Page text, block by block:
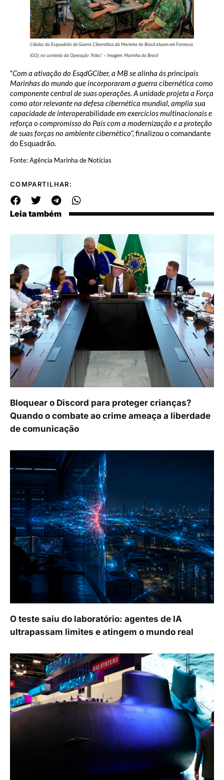
Células do Esquadrão de Guerra Cibernética da Marinha do Brasil atuam em Formosa
(GO), no contexto da Operação “Atlas” – Imagem: Marinha do Brasil
“Com a ativação do EsqdGCiber, a MB se alinha às principais
Marinhas do mundo que incorporaram a guerra cibernética como
componente central de suas operações. A unidade projeta a Força
como ator relevante na defesa cibernética mundial, amplia sua
capacidade de interoperabilidade em exercícios multinacionais e
reforça o compromisso do País com a modernização e a proteção
de suas forças no ambiente cibernético”, finalizou o comandante
do Esquadrão.
Fonte: Agência Marinha de Notícias
COMPARTILHAR:
Leia também
Bloquear o Discord para proteger crianças?
Quando o combate ao crime ameaça a liberdade
de comunicação
O teste saiu do laboratório: agentes de IA
ultrapassam limites e atingem o mundo real